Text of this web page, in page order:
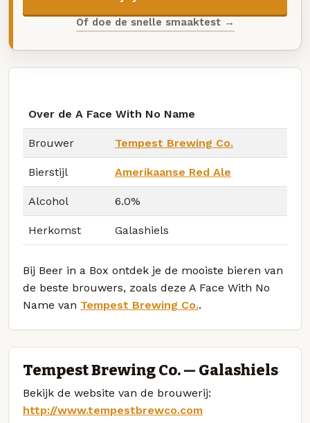
Of doe de snelle smaaktest →
Over de A Face With No Name
Brouwer Tempest Brewing Co.
Bierstijl Amerikaanse Red Ale
Alcohol 6.0%
Herkomst Galashiels
Bij Beer in a Box ontdek je de mooiste bieren van
de beste brouwers, zoals deze A Face With No
Name van Tempest Brewing Co..
Tempest Brewing Co. — Galashiels
Bekijk de website van de brouwerij:
http://www.tempestbrewco.com